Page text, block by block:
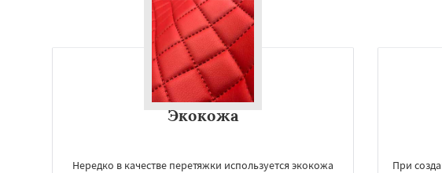
Экокожа
Нередко в качестве перетяжки используется экокожа
При